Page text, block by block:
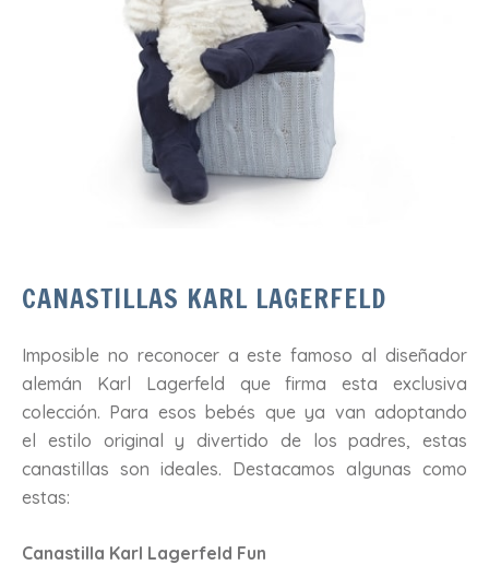
CANASTILLAS KARL LAGERFELD
Imposible no reconocer a este famoso al diseñador
alemán Karl Lagerfeld que firma esta exclusiva
colección. Para esos bebés que ya van adoptando
el estilo original y divertido de los padres, estas
canastillas son ideales. Destacamos algunas como
estas:
Canastilla Karl Lagerfeld Fun